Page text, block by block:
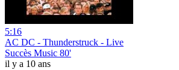
5:16
AC DC - Thunderstruck - Live
Succès Music 80'
il y a 10 ans